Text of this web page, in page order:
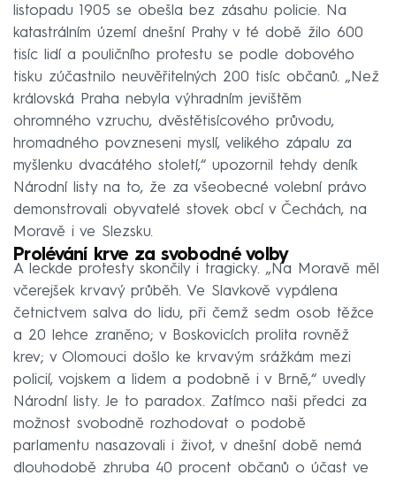
listopadu 1905 se obešla bez zásahu policie. Na
katastrálním území dnešní Prahy v té době žilo 600
tisíc lidí a pouličního protestu se podle dobového
tisku zúčastnilo neuvěřitelných 200 tisíc občanů. „Než
královská Praha nebyla výhradním jevištěm
ohromného vzruchu, dvěstětisícového průvodu,
hromadného povzneseni myslí, velikého zápalu za
myšlenku dvacátého století,“ upozornil tehdy deník
Národní listy na to, že za všeobecné volební právo
demonstrovali obyvatelé stovek obcí v Čechách, na
Moravě i ve Slezsku.
Prolévání krve za svobodné volby
A leckde protesty skončily i tragicky. „Na Moravě měl
včerejšek krvavý průběh. Ve Slavkově vypálena
četnictvem salva do lidu, při čemž sedm osob těžce
a 20 lehce zraněno; v Boskovicích prolita rovněž
krev; v Olomouci došlo ke krvavým srážkám mezi
policií, vojskem a lidem a podobně i v Brně,“ uvedly
Národní listy. Je to paradox. Zatímco naši předci za
možnost svobodně rozhodovat o podobě
parlamentu nasazovali i život, v dnešní době nemá
dlouhodobě zhruba 40 procent občanů o účast ve